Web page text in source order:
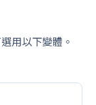
用以下變體。